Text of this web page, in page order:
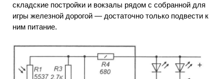
складские постройки и вокзалы рядом с собранной для
игры железной дорогой — достаточно только подвести к
ним питание.